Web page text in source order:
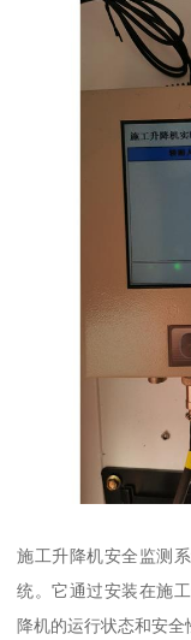
施工升降机安全监测
统。它通过安装在施
降机的运行状态和安全